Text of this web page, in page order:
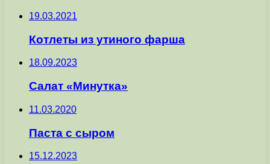
19.03.2021
Котлеты из утиного фарша
18.09.2023
Салат «Mинутка»
11.03.2020
Паста с сыром
15.12.2023